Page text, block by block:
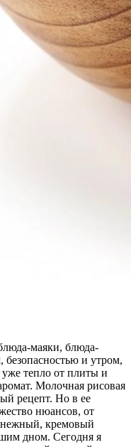
маяки, блюда-
и утром,
уже тепло от плиты и
Молочная рисовая
рецепт. Но в ее
нюансов, от
нежный, кремовый
дном. Сегодня я